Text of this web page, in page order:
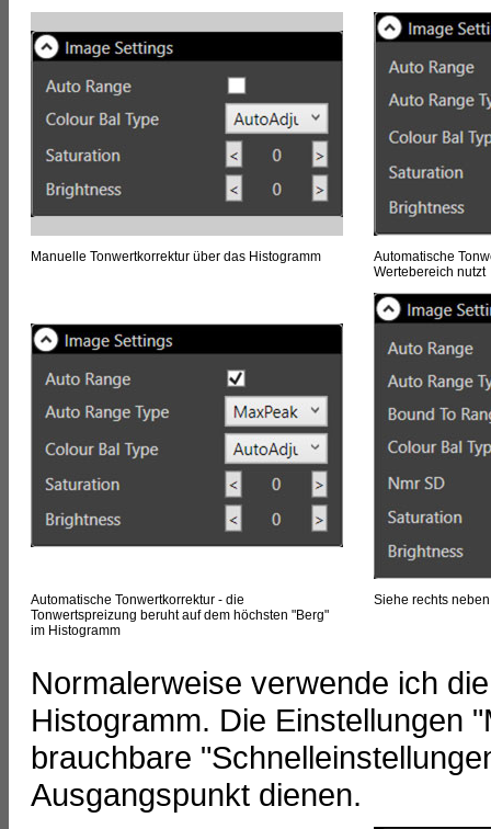
Manuelle Tonwertkorrektur über das Histogramm
Automatische
Wertebereich nutzt
Automatische Tonwertkorrektur - die
Tonwertspreizung beruht auf dem höchsten "Berg"
im Histogramm
Siehe rechts
Normalerweise verwende ich
Histogramm. Die Einstellungen
brauchbare
Ausgangspunkt dienen.